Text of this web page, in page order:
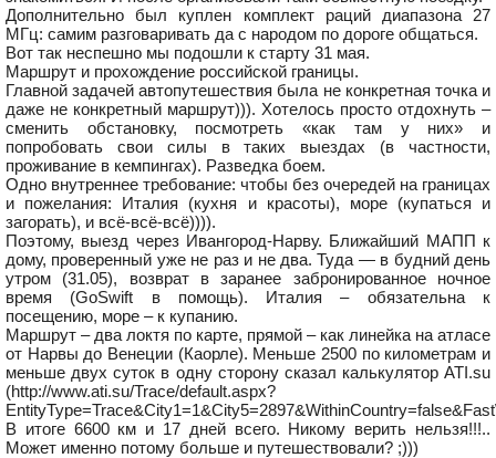
Дополнительно был куплен комплект раций диапазона 27
МГц: самим разговаривать да с народом по дороге общаться.
Вот так неспешно мы подошли к старту 31 мая.
Маршрут и прохождение российской границы.
Главной задачей автопутешествия была не конкретная точка и
даже не конкретный маршрут))). Хотелось просто отдохнуть –
сменить обстановку, посмотреть «как там у них» и
попробовать свои силы в таких выездах (в частности,
проживание в кемпингах). Разведка боем.
Одно внутреннее требование: чтобы без очередей на границах
и пожелания: Италия (кухня и красоты), море (купаться и
загорать), и всё-всё-всё)))).
Поэтому, выезд через Ивангород-Нарву. Ближайший МАПП к
дому, проверенный уже не раз и не два. Туда — в будний день
утром (31.05), возврат в заранее забронированное ночное
время (GoSwift в помощь). Италия – обязательна к
посещению, море – к купанию.
Маршрут – два локтя по карте, прямой – как линейка на атласе
от Нарвы до Венеции (Каорле). Меньше 2500 по километрам и
меньше двух суток в одну сторону сказал калькулятор ATI.su
(http://www.ati.su/Trace/default.aspx?
В итоге 6600 км и 17 дней всего. Никому верить нельзя!!!..
Может именно потому больше и путешествовали? ;)))